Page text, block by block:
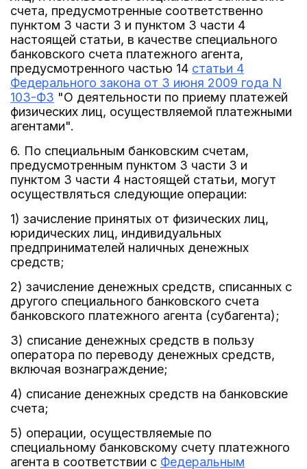
счета, предусмотренные соответственно
пунктом 3 части 3 и пунктом 3 части 4
настоящей статьи, в качестве специального
банковского счета платежного агента,
предусмотренного частью 14 статьи 4
Федерального закона от 3 июня 2009 года N
103-ФЗ "О деятельности по приему платежей
физических лиц, осуществляемой платежными
агентами".
6. По специальным банковским счетам,
предусмотренным пунктом 3 части 3 и
пунктом 3 части 4 настоящей статьи, могут
осуществляться следующие операции:
1) зачисление принятых от физических лиц,
юридических лиц, индивидуальных
предпринимателей наличных денежных
средств;
2) зачисление денежных средств, списанных с
другого специального банковского счета
банковского платежного агента (субагента);
3) списание денежных средств в пользу
оператора по переводу денежных средств,
включая вознаграждение;
4) списание денежных средств на банковские
счета;
5) операции, осуществляемые по
специальному банковскому счету платежного
агента в соответствии с Федеральным